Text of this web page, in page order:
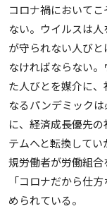
コロナ禍において
ない。ウイルスは
が守られない人び
なければならない
た人びとを媒介に
なるパンデミック
に、経済成長優先
テムへと転換して
規労働者が労働組合
「コロナだから仕
められている。